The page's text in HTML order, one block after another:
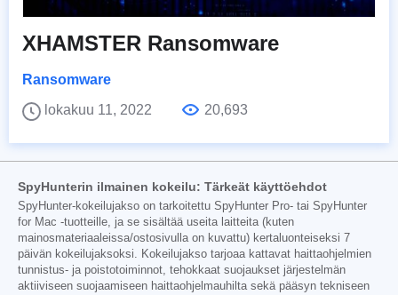
XHAMSTER Ransomware
Ransomware
lokakuu 11, 2022
20,693
SpyHunterin ilmainen kokeilu: Tärkeät käyttöehdot
SpyHunter-kokeilujakso on tarkoitettu SpyHunter Pro- tai SpyHunter
for Mac -tuotteille, ja se sisältää useita laitteita (kuten
mainosmateriaaleissa/ostosivulla on kuvattu) kertaluonteiseksi 7
päivän kokeilujaksoksi. Kokeilujakso tarjoaa kattavat haittaohjelmien
tunnistus- ja poistotoiminnot, tehokkaat suojaukset järjestelmän
aktiiviseen suojaamiseen haittaohjelmauhilta sekä pääsyn tekniseen